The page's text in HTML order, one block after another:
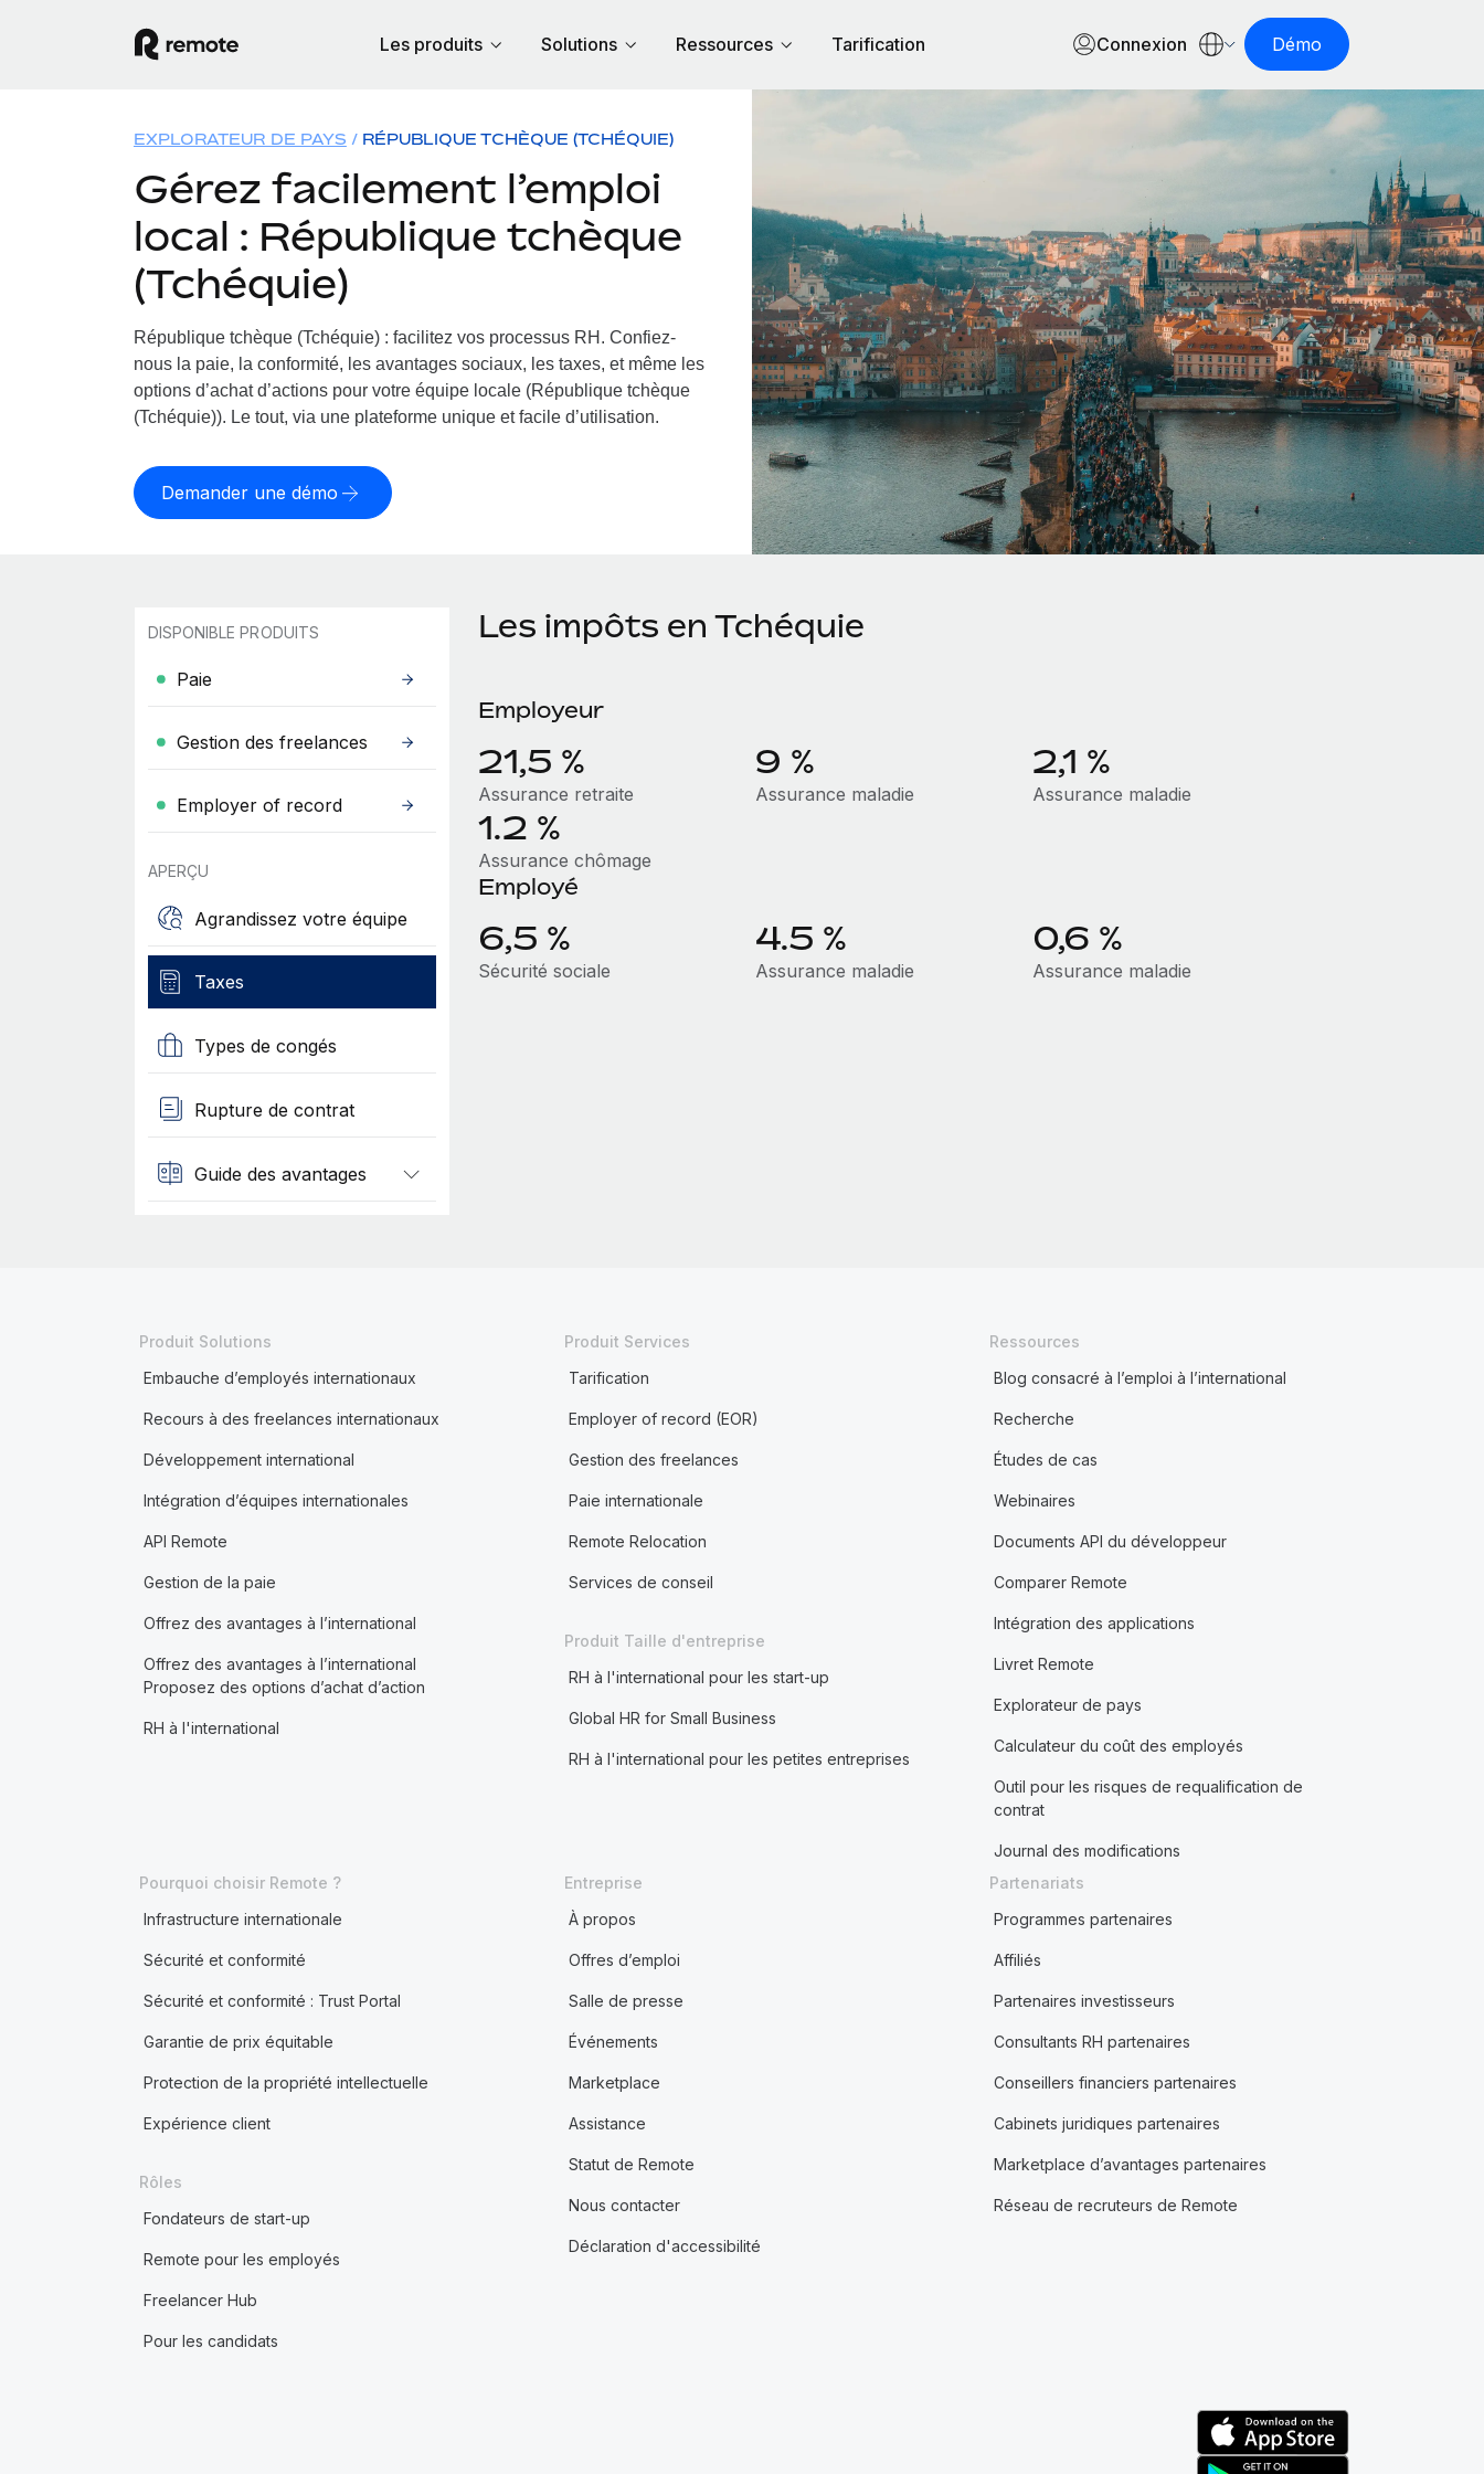
Les produits Solutions Ressources Tarification Connexion Démo
EXPLORATEUR DE PAYS RÉPUBLIQUE TCHÈQUE (TCHÉQUIE)
Gérez facilement l’emploi
local : République tchèque
(Tchéquie)
République tchèque (Tchéquie) : facilitez vos processus RH. Confiez-
nous la paie, la conformité, les avantages sociaux, les taxes, et même les
options d’achat d’actions pour votre équipe locale (République tchèque
(Tchéquie)). Le tout, via une plateforme unique et facile d’utilisation.
Demander une démo
DISPONIBLE PRODUITS
Paie
Gestion des freelances
Employer of record
APERÇU
Agrandissez votre équipe
Taxes
Types de congés
Rupture de contrat
Guide des avantages
Les impôts en Tchéquie
Employeur
21,5 %
Assurance retraite
9 %
Assurance maladie
2,1 %
Assurance maladie
1.2 %
Assurance chômage
Employé
6,5 %
Sécurité sociale
4.5 %
Assurance maladie
0,6 %
Assurance maladie
Produit Solutions
Embauche d’employés internationaux
Recours à des freelances internationaux
Développement international
Intégration d’équipes internationales
API Remote
Gestion de la paie
Offrez des avantages à l’international
Offrez des avantages à l’international
Proposez des options d’achat d’action
RH à l'international
Produit Services
Tarification
Employer of record (EOR)
Gestion des freelances
Paie internationale
Remote Relocation
Services de conseil
Produit Taille d'entreprise
RH à l'international pour les start-up
Global HR for Small Business
RH à l'international pour les petites entreprises
Ressources
Blog consacré à l’emploi à l’international
Recherche
Études de cas
Webinaires
Documents API du développeur
Comparer Remote
Intégration des applications
Livret Remote
Explorateur de pays
Calculateur du coût des employés
Outil pour les risques de requalification de
contrat
Journal des modifications
Pourquoi choisir Remote ?
Infrastructure internationale
Sécurité et conformité
Sécurité et conformité : Trust Portal
Garantie de prix équitable
Protection de la propriété intellectuelle
Expérience client
Rôles
Fondateurs de start-up
Remote pour les employés
Freelancer Hub
Pour les candidats
Entreprise
À propos
Offres d’emploi
Salle de presse
Événements
Marketplace
Assistance
Statut de Remote
Nous contacter
Déclaration d'accessibilité
Partenariats
Programmes partenaires
Affiliés
Partenaires investisseurs
Consultants RH partenaires
Conseillers financiers partenaires
Cabinets juridiques partenaires
Marketplace d’avantages partenaires
Réseau de recruteurs de Remote